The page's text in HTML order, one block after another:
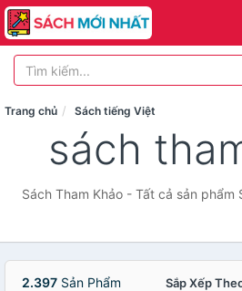
Trang chủ Sách tiếng Việt
sách
Sách Tham Khảo - Tất cả sản
2.397 Sản Phẩm Sắp Xếp